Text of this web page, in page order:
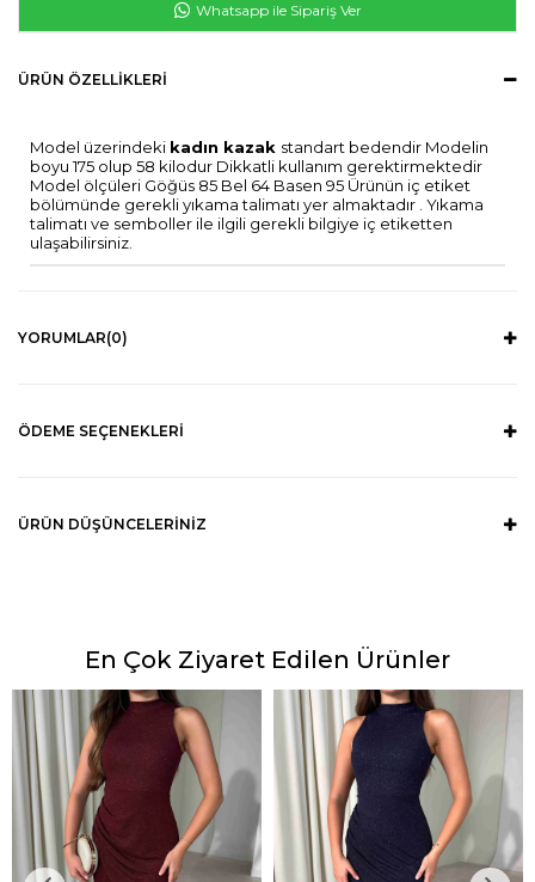
Whatsapp ile Sipariş Ver
ÜRÜN ÖZELLIKLERI
Model üzerindeki kadın kazak standart bedendir Modelin
boyu 175 olup 58 kilodur Dikkatli kullanım gerektirmektedir
Model ölçüleri Göğüs 85 Bel 64 Basen 95 Ürünün iç etiket
bölümünde gerekli yıkama talimatı yer almaktadır . Yıkama
talimatı ve semboller ile ilgili gerekli bilgiye iç etiketten
ulaşabilirsiniz.
YORUMLAR(0)
ÖDEME SEÇENEKLERI
ÜRÜN DÜŞÜNCELERINIZ
En Çok Ziyaret Edilen Ürünler